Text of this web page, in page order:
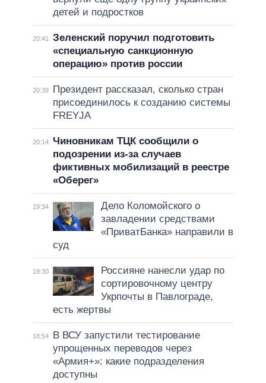
детей и подростков
20:41
Зеленский поручил подготовить
«специальную санкционную
операцию» против россии
20:39
Президент рассказал, сколько стран
присоединилось к созданию системы
FREYJA
20:14
Чиновникам ТЦК сообщили о
подозрении из-за случаев
фиктивных мобилизаций в реестре
«Оберег»
19:34
Дело Коломойского о
завладении средствами
«ПриватБанка» направили в
суд
19:30
Россияне нанесли удар по
сортировочному центру
Укрпочты в Павлограде,
есть жертвы
18:54
В ВСУ запустили тестирование
упрощенных переводов через
«Армия+»: какие подразделения
доступны